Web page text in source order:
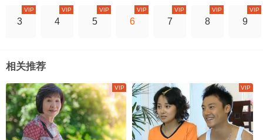
3
VIP
4
VIP
5
VIP
6
VIP
7
VIP
8
VIP
9
VIP
相关推荐